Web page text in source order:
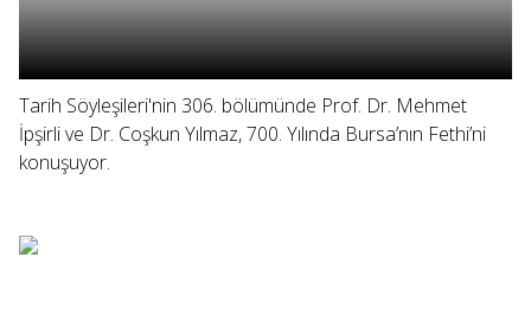
Tarih Söyleşileri'nin 306. bölümünde Prof. Dr. Mehmet
İpşirli ve Dr. Coşkun Yılmaz, 700. Yılında Bursa’nın Fethi’ni
konuşuyor.